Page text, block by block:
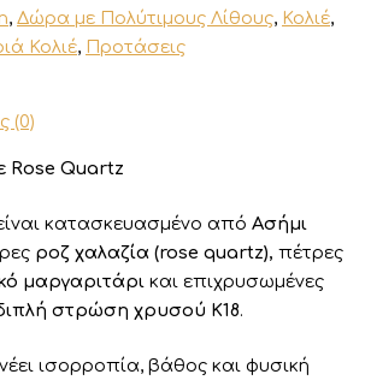
, Δώρα με Πολύτιμους Λίθους, Κολιέ,
Κολιέ, Προτάσεις
(0)
Rose Quartz
κατασκευασμένο από Ασήμι
ροζ χαλαζία (rose quartz), πέτρες
μαργαριτάρι και επιχρυσωμένες
στρώση χρυσού Κ18.
ισορροπία, βάθος και φυσική